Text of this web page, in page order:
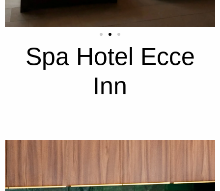
Spa Hotel Ecce
Inn